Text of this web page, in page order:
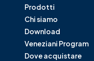
Prodotti
Chi siamo
Download
Veneziani Program
Dove acquistare